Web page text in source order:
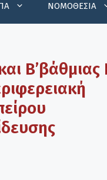
ΝΟΜΟΘΕΣΙΑ